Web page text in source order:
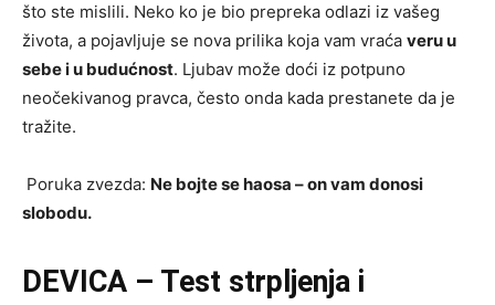
što ste mislili. Neko ko je bio prepreka odlazi iz vašeg
života, a pojavljuje se nova prilika koja vam vraća veru u
sebe i u budućnost. Ljubav može doći iz potpuno
neočekivanog pravca, često onda kada prestanete da je
tražite.
Poruka zvezda: Ne bojte se haosa – on vam donosi
slobodu.
DEVICA – Test strpljenja i